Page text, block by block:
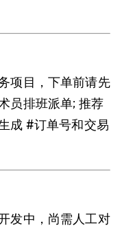
项目，下单前请先
员排班派单; 推荐
成 #订单号和交易
发中，尚需人工对